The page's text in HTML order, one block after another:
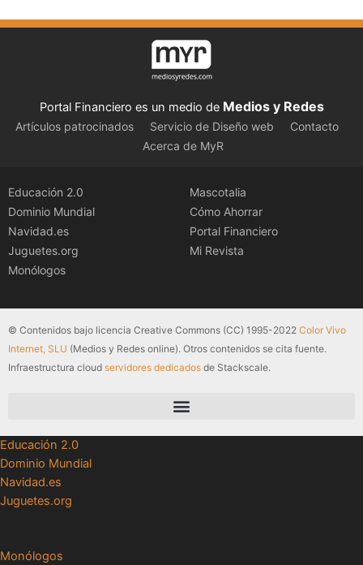
Portal Financiero es un medio de Medios y Redes
Artículos patrocinados Servicio de Diseño web
Contacto
Acerca de MyR
Educación 2.0
Dominio Mundial
Navidad.es
Juguetes.org
Monólogos
Mascotalia
Cómo Ahorrar
Portal Financiero
Mi Revista
© Contenidos bajo licencia Creative Commons (CC) 1995-2022 Color Vivo
Internet, SLU (Medios y Redes online). Otros contenidos se cita fuente.
Infraestructura cloud servidores dedicados de Stackscale.
Educación 2.0
Dominio Mundial
Navidad.es
Juguetes.org
Monólogos